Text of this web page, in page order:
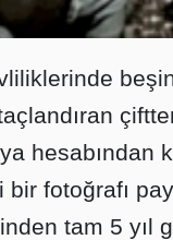
hesabından
bir fotoğrafı
tam 5 yıl